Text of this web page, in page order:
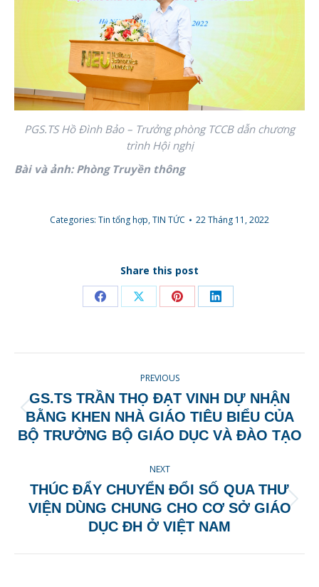
PGS.TS Hồ Đình Bảo – Trưởng phòng TCCB dẫn chương
trình Hội nghị
Bài và ảnh: Phòng Truyền thông
Categories: Tin tổng hợp,TIN TỨC 22 Tháng 11, 2022
Share this post
Share Share Share Share
NAVIGATION
PREVIOUS
Previous
post:
GS.TS TRẦN THỌ ĐẠT VINH DỰ NHẬN
BẰNG KHEN NHÀ GIÁO TIÊU BIỂU CỦA
BỘ TRƯỞNG BỘ GIÁO DỤC VÀ ĐÀO TẠO
NEXT
Next
post:
THÚC ĐẨY CHUYỂN ĐỔI SỐ QUA THƯ
VIỆN DÙNG CHUNG CHO CƠ SỞ GIÁO
DỤC ĐH Ở VIỆT NAM